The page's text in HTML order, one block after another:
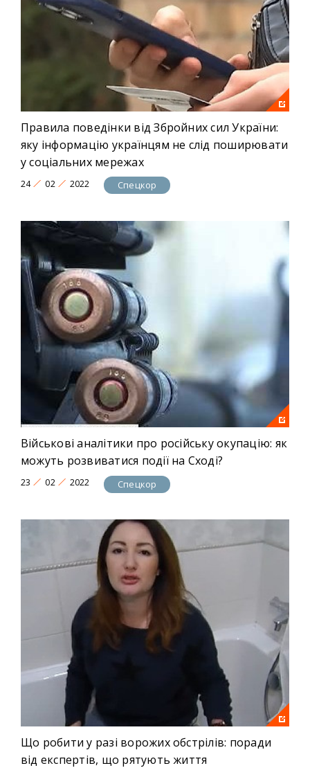
Правила поведінки від Збройних сил України:
яку інформацію українцям не слід поширювати
у соціальних мережах
24 02 2022 Спецкор
Військові аналітики про російську окупацію: як
можуть розвиватися події на Сході?
23 02 2022 Спецкор
Що робити у разі ворожих обстрілів: поради
від експертів, що рятують життя